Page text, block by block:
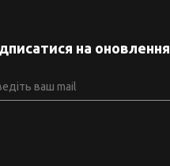
на оновлення